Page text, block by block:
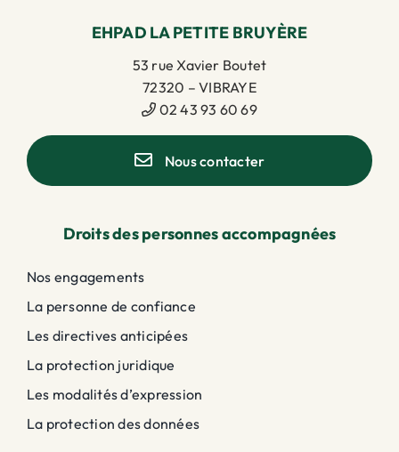
EHPAD LA PETITE BRUYÈRE
53 rue Xavier Boutet
72320 – VIBRAYE
02 43 93 60 69
Nous contacter
Droits des personnes accompagnées
Nos engagements
La personne de confiance
Les directives anticipées
La protection juridique
Les modalités d’expression
La protection des données